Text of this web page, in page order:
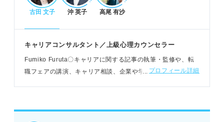
熱意が伝わる志望動機の書き方
なぜ貿易事務か、きっかけのエピソードを具体的に
応募企業を選んだ理由を明確にし、志望度の高さを
伝えましょう。
入社後、企業にどう貢献できるか具体的に述べまし
例：留学経験で培ったコミュニケーション能力を活
古田 文子 沖 英子 高尾 有沙
キャリアコンサルタント／上級心理カウンセラー
Fumiko Furuta〇キャリアに関する記事の執筆・監修や、転
職フェアの講演、キャリア相談、企業や学校でのセミナー講
プロフィール詳細